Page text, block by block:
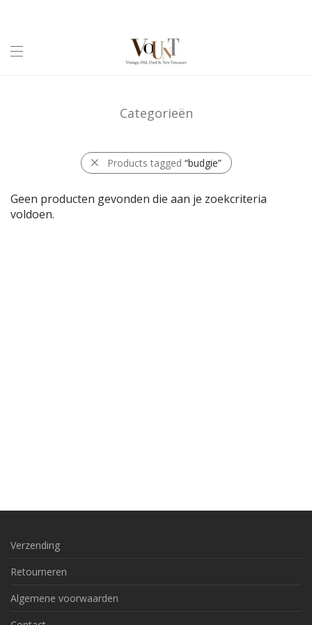
Categorieën
Products tagged “budgie”
Geen producten gevonden die aan je zoekcriteria
voldoen.
Verzending
Retourneren
Algemene voorwaarden